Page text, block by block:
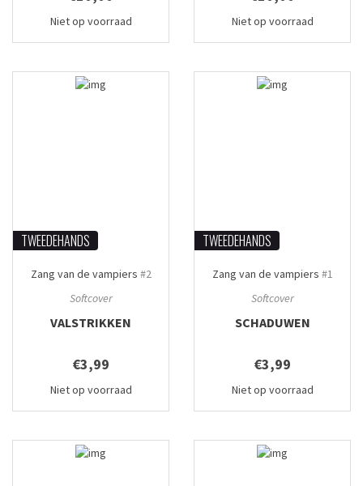
Niet op voorraad Niet op voorraad
TWEEDEHANDS
Zang van de vampiers #2
Softcover
VALSTRIKKEN
€3,99
Niet op voorraad
TWEEDEHANDS
Zang van de vampiers #1
Softcover
SCHADUWEN
€3,99
Niet op voorraad